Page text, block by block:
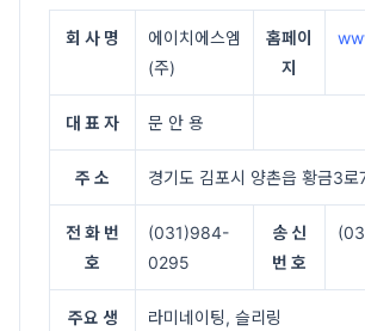
회 사 명
에이치에스엠
(주)
홈페이
지
대 표 자 문 안 용
주 소 경기도 김포시 양촌읍 황금3
전 화 번
호
(031)984-
0295
송 신
번 호
주요 생
라미네이팅, 슬리링